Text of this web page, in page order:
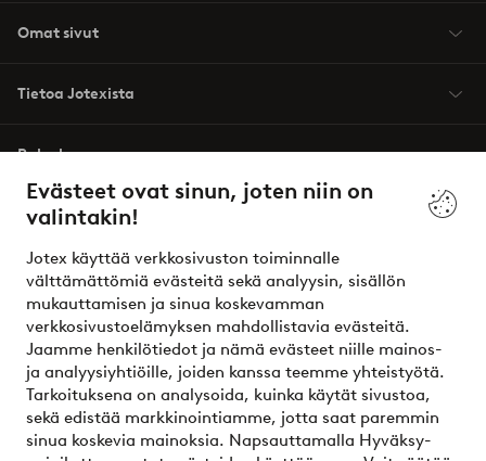
Evästeet ovat sinun, joten niin on
valintakin!
Jotex käyttää verkkosivuston toiminnalle
välttämättömiä evästeitä sekä analyysin, sisällön
mukauttamisen ja sinua koskevamman
verkkosivustoelämyksen mahdollistavia evästeitä.
Jaamme henkilötiedot ja nämä evästeet niille mainos-
ja analyysiyhtiöille, joiden kanssa teemme yhteistyötä.
Tarkoituksena on analysoida, kuinka käytät sivustoa,
sekä edistää markkinointiamme, jotta saat paremmin
sinua koskevia mainoksia. Napsauttamalla Hyväksy-
Omat sivut
Tietoa Jotexista
Palvelumme
Ehdot
Ystävät
Turvalliset maksut – maksa nyt tai erissä
Haluatko tietää lisää maksuvaihtoehdoistamme?
elpy